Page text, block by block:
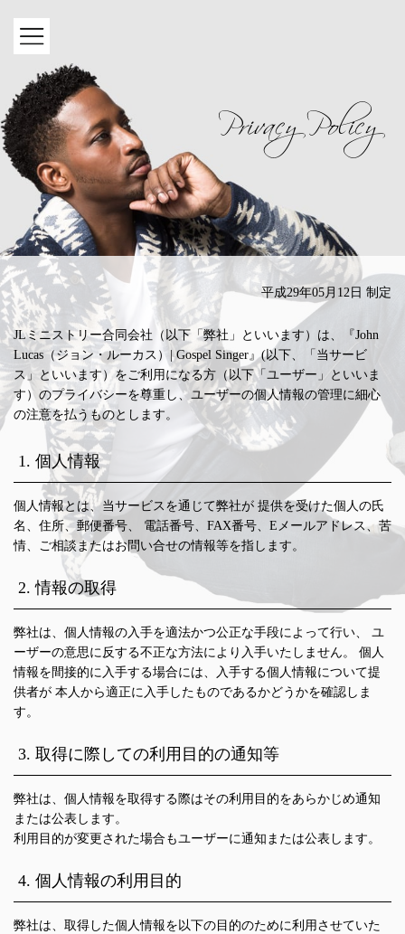
平成29年05月12日 制定
JLミニストリー合同会社（以下「弊社」といいます）は、『John
Lucas（ジョン・ルーカス）| Gospel Singer』(以下、「当サービ
ス」といいます）をご利用になる方（以下「ユーザー」といいま
す）のプライバシーを尊重し、ユーザーの個人情報の管理に細心
の注意を払うものとします。
1. 個人情報
個人情報とは、当サービスを通じて弊社が 提供を受けた個人の氏
名、住所、郵便番号、 電話番号、FAX番号、Eメールアドレス、苦
情、ご相談またはお問い合せの情報等を指します。
2. 情報の取得
弊社は、個人情報の入手を適法かつ公正な手段によって行い、 ユ
ーザーの意思に反する不正な方法により入手いたしません。 個人
情報を間接的に入手する場合には、入手する個人情報について提
供者が 本人から適正に入手したものであるかどうかを確認しま
す。
3. 取得に際しての利用目的の通知等
弊社は、個人情報を取得する際はその利用目的をあらかじめ通知
または公表します。
利用目的が変更された場合もユーザーに通知または公表します。
4. 個人情報の利用目的
弊社は、取得した個人情報を以下の目的のために利用させていた